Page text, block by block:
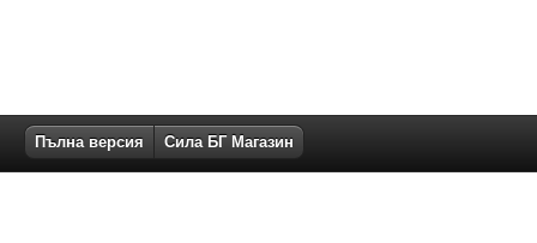
Пълна версия Сила БГ Магазин